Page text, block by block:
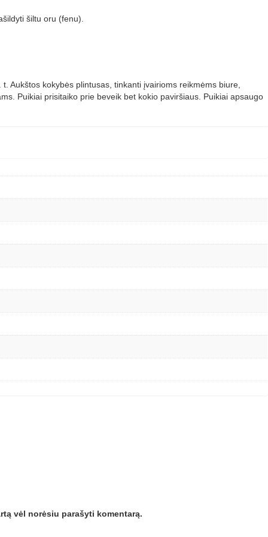
šiltu oru (fenu).
Aukštos kokybės plintusas, tinkanti įvairioms reikmėms biure,
Puikiai prisitaiko prie beveik bet kokio paviršiaus. Puikiai apsaugo
vėl norėsiu parašyti komentarą.